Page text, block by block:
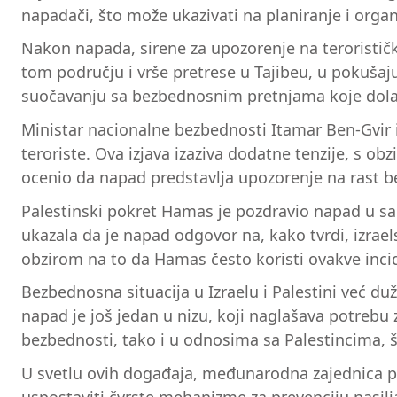
napadači, što može ukazivati na planiranje i
Nakon napada, sirene za upozorenje na
tom području i vrše pretrese u Tajibeu, u
suočavanju sa bezbednosnim pretnjama koje
Ministar nacionalne bezbednosti Itamar Ben-
teroriste. Ova izjava izaziva dodatne tenzije, s
ocenio da napad predstavlja upozorenje na rast
Palestinski pokret Hamas je pozdravio napad u
ukazala da je napad odgovor na, kako tvrdi,
obzirom na to da Hamas često koristi ovakve
Bezbednosna situacija u Izraelu i Palestini već
napad je još jedan u nizu, koji naglašava
bezbednosti, tako i u odnosima sa Palestincima,
U svetlu ovih događaja, međunarodna